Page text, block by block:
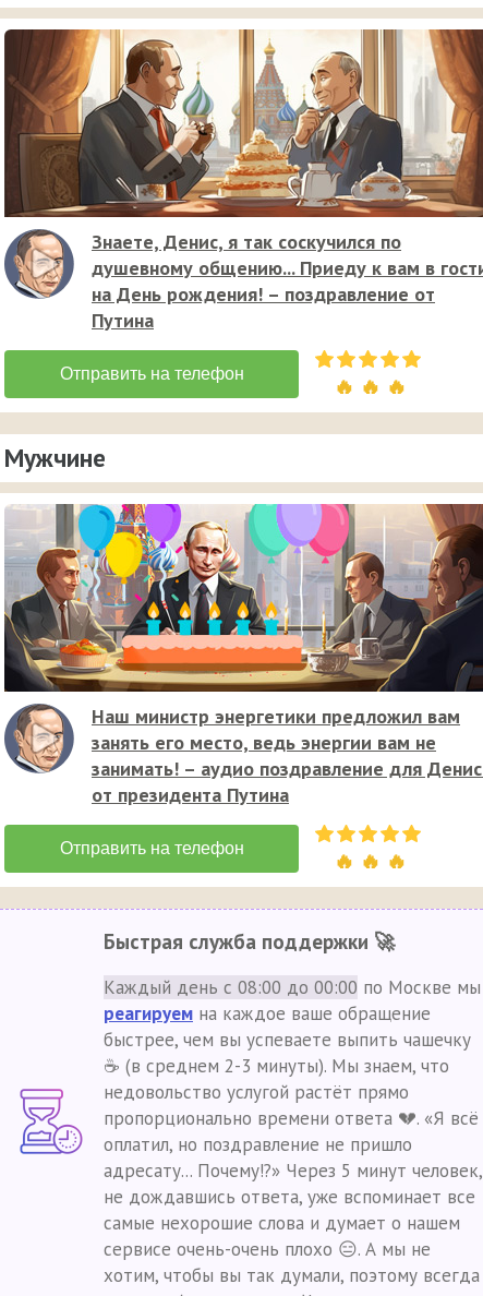
Знаете, Денис, я так соскучился по
душевному общению... Приеду к вам в
на День рождения! – поздравление от
Путина
🔥 🔥 🔥
Мужчине
Наш министр энергетики предложил вам
занять его место, ведь энергии вам не
занимать! – аудио поздравление для
от президента Путина
🔥 🔥 🔥
Быстрая служба поддержки 🚀
Каждый день с 08:00 до 00:00 по Москве мы
реагируем на каждое ваше обращение
быстрее, чем вы успеваете выпить чашечку
☕ (в среднем 2-3 минуты). Мы знаем, что
недовольство услугой растёт прямо
пропорционально времени ответа 💔. «Я всё
оплатил, но поздравление не пришло
адресату... Почему!?» Через 5 минут человек,
не дождавшись ответа, уже вспоминает все
самые нехорошие слова и думает о нашем
сервисе очень-очень плохо 😑. А мы не
хотим, чтобы вы так думали, поэтому всегда